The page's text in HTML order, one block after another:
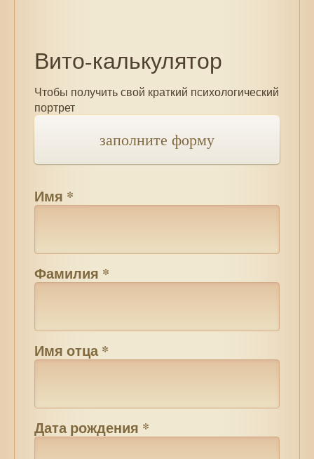
Вито-калькулятор
Чтобы получить свой краткий психологический
портрет
заполните форму
Имя *
Фамилия *
Имя отца*
Дата рождения *